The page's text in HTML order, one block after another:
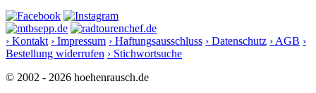
› Kontakt › Impressum › Haftungsausschluss › Datenschutz › AGB ›
Bestellung widerrufen › Stichwortsuche
© 2002 - 2026 hoehenrausch.de